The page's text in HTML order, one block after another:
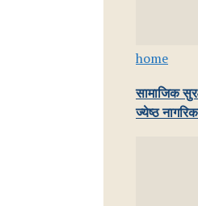
home
सामाजिक
ज्येष्ठ